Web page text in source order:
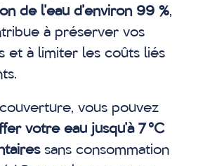
de l’eau d’environ 99 %,
à préserver vos
et à limiter les coûts liés
vous pouvez
votre eau jusqu’à 7 °C
sans consommation